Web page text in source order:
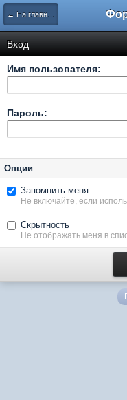
← На главную
Вход
Имя пользователя:
Пароль:
Опции
Запомнить меня
Не включайте, если
Скрытность
Не отображать меня в